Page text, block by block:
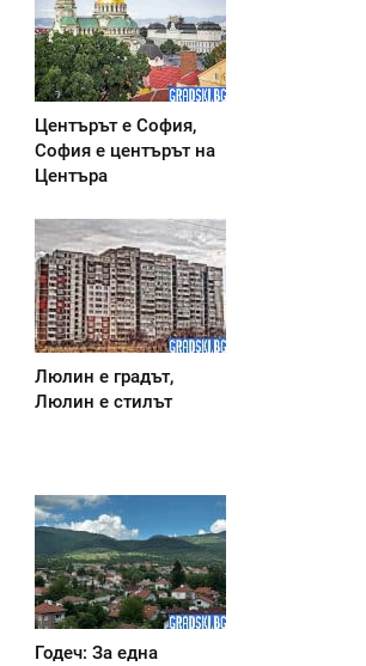
Центърът е София,
София е центърът на
Центъра
Люлин е градът,
Люлин е стилът
Годеч: За една